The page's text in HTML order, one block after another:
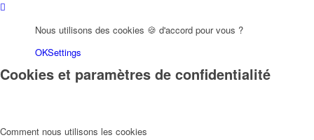
Nous utilisons des cookies 🍪 d'accord pour vous ?
OKSettings
Cookies et paramètres de confidentialité
Comment nous utilisons les cookies